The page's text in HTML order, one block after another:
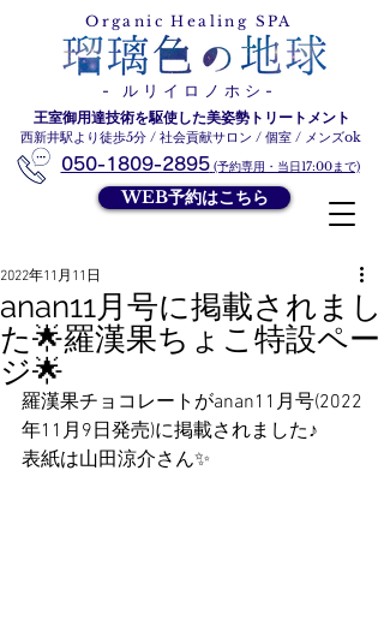
ルリイロノホシOrganic Healing SPA
- ルリイロノホシ-
王室御用達技術を駆使した美姿勢トリートメント
西新井駅より徒歩5分 / 社会貢献サロン / 個室 / メンズok
050-1809-2895 (予約専用・当日17:00まで)
WEB予約はこちら
anan11月号に掲載されまし
た🌟羅漢果ちょこ特設ペー
ジ🌟
2022年11月11日
羅漢果チョコレートがanan11月号(2022
年11月9日発売)に掲載されました♪
表紙は山田涼介さん✨